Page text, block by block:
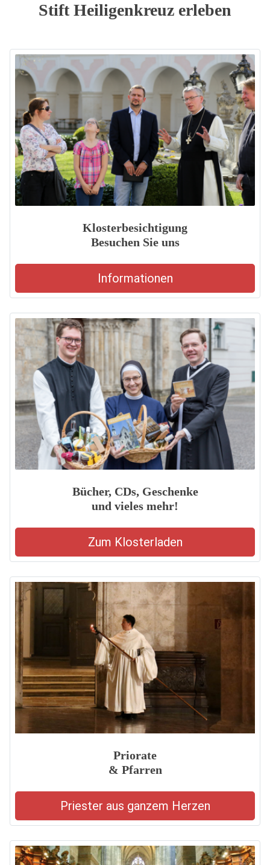
Stift Heiligenkreuz erleben
Klosterbesichtigung
Besuchen Sie uns
Informationen
Bücher, CDs, Geschenke
und vieles mehr!
Zum Klosterladen
Priorate
& Pfarren
Priester aus ganzem Herzen